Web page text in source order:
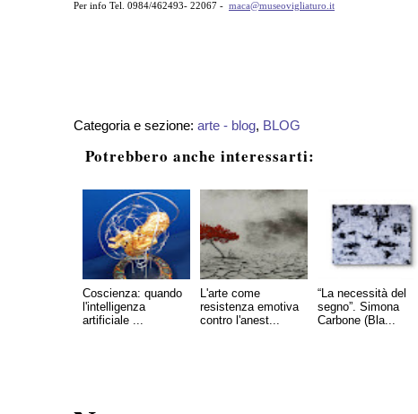
Per info Tel. 0984/462493- 22067 - maca@museovigliaturo.it
Categoria e sezione: arte - blog, BLOG
Potrebbero anche interessarti:
Coscienza: quando
l'intelligenza
artificiale ...
L'arte come
resistenza emotiva
contro l'anest...
“La necessità del
segno”. Simona
Carbone (Bla...